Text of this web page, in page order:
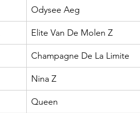
Odysee Aeg
Elite Van De Molen Z
Champagne De La Limite
Nina Z
Queen